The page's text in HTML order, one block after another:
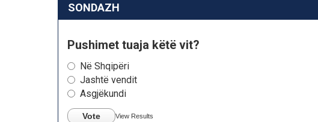
SONDAZH
Pushimet tuaja këtë vit?
Në Shqipëri
Jashtë vendit
Asgjëkundi
Vote View Results